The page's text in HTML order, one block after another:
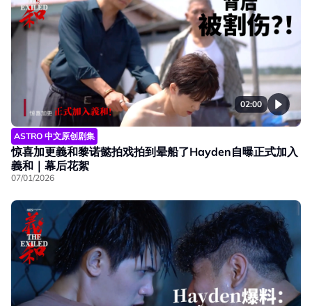
02:00
ASTRO 中文原创剧集
惊喜加更義和黎诺懿拍戏拍到晕船了Hayden自曝正式加入
義和｜幕后花絮
07/01/2026